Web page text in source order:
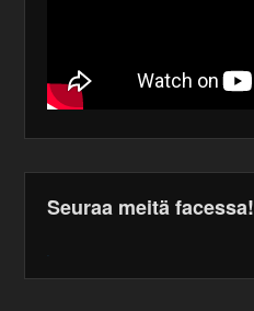
Seuraa meitä facessa!